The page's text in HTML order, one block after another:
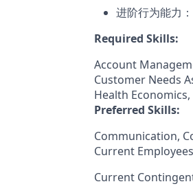
进阶行为能力
Required Skills:
Account
Customer Needs
Health
Preferred Skills:
Communication,
Current
Current